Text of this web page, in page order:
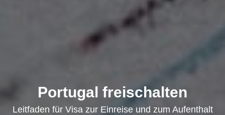
Portugal freischalten
Leitfaden für Visa zur Einreise und zum Aufenthalt